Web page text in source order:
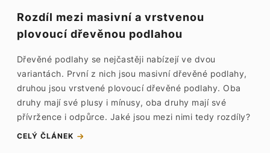
Rozdíl mezi masivní a vrstvenou
plovoucí dřevěnou podlahou
Dřevěné podlahy se nejčastěji nabízejí ve dvou
variantách. První z nich jsou masivní dřevěné podlahy,
druhou jsou vrstvené plovoucí dřevěné podlahy. Oba
druhy mají své plusy i mínusy, oba druhy mají své
přívržence i odpůrce. Jaké jsou mezi nimi tedy rozdíly?
CELÝ ČLÁNEK